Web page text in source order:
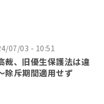
が優生手術被害者本 […]
07/03 - 10:51
裁、旧優生保護法は違
除斥期間適用せず